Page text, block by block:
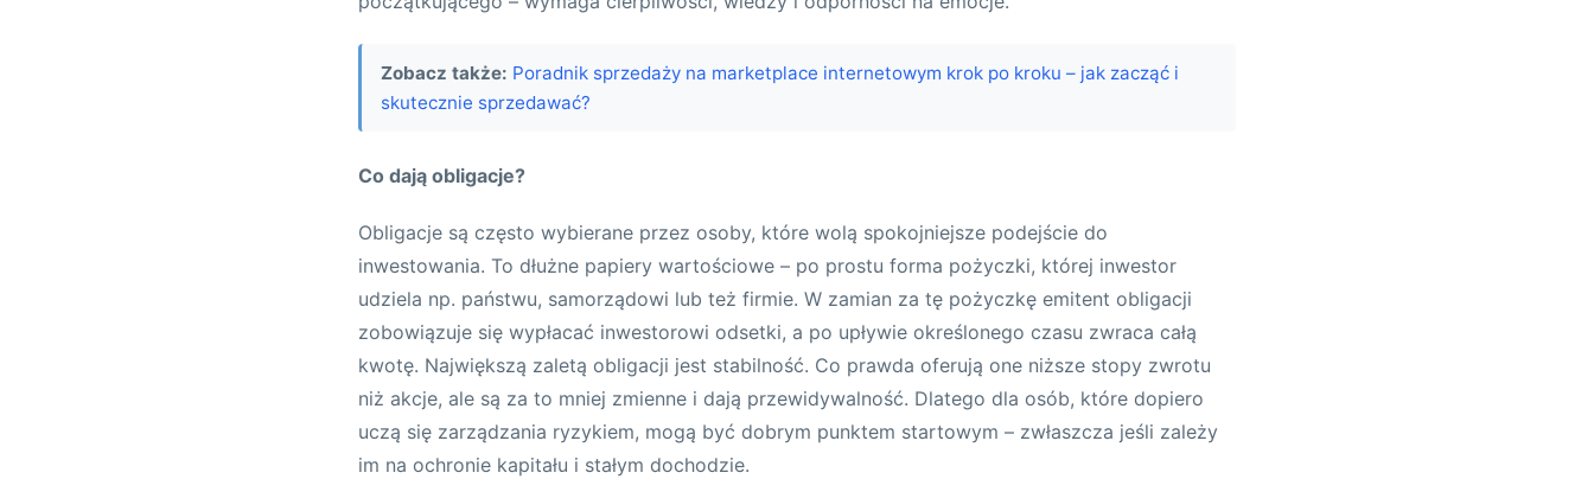
Zobacz także: Poradnik sprzedaży na marketplace internetowym krok po kroku – jak zacząć i
skutecznie sprzedawać?
Co dają obligacje?
Obligacje są często wybierane przez osoby, które wolą spokojniejsze podejście do
inwestowania. To dłużne papiery wartościowe – po prostu forma pożyczki, której inwestor
udziela np. państwu, samorządowi lub też firmie. W zamian za tę pożyczkę emitent obligacji
zobowiązuje się wypłacać inwestorowi odsetki, a po upływie określonego czasu zwraca całą
kwotę. Największą zaletą obligacji jest stabilność. Co prawda oferują one niższe stopy zwrotu
niż akcje, ale są za to mniej zmienne i dają przewidywalność. Dlatego dla osób, które dopiero
uczą się zarządzania ryzykiem, mogą być dobrym punktem startowym – zwłaszcza jeśli zależy
im na ochronie kapitału i stałym dochodzie.